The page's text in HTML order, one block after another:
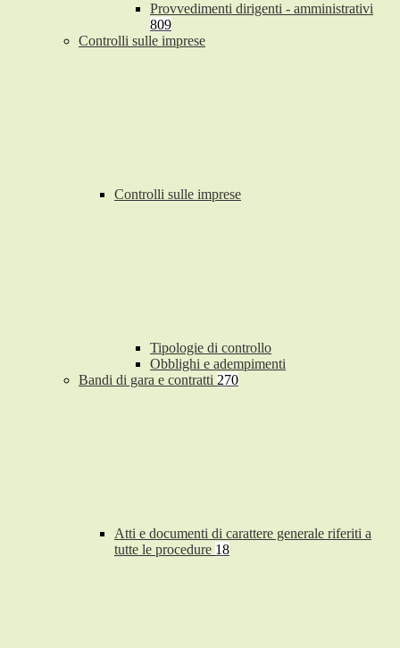
Provvedimenti dirigenti - amministrativi
809
Controlli sulle imprese
Controlli sulle imprese
Tipologie di controllo
Obblighi e adempimenti
Bandi di gara e contratti 270
Atti e documenti di carattere generale riferiti a
tutte le procedure 18